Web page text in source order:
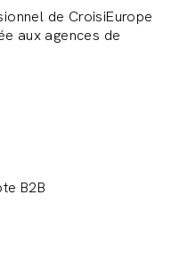
de CroisiEurope
aux agences de
B2B